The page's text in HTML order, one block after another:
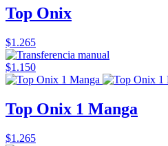
Top Onix
$1.265
$1.150
Top Onix 1 Manga
$1.265